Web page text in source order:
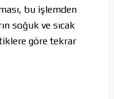
bu işlemden
soğuk ve sıcak
göre tekrar